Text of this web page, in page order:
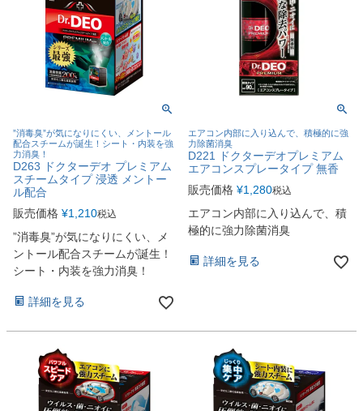
”消毒臭”が気になりにくい、メントール
配合スチームが誕生！シート・内装を強
力消臭！
D263 ドクターデオ プレミアム
スチームタイプ 浸透 メントー
ル配合
販売価格 ¥1,210税込
”消毒臭”が気になりにくい、メ
ントール配合スチームが誕生！
シート・内装を強力消臭！
詳細を見る
エアコン内部に入り込んで、積極的に強
力除菌消臭
D221 ドクターデオプレミアム
エアコンスプレータイプ 無香
販売価格 ¥1,280税込
エアコン内部に入り込んで、積
極的に強力除菌消臭
詳細を見る